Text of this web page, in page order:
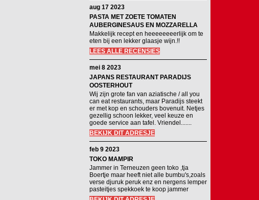
aug 17 2023
PASTA MET ZOETE TOMATEN
AUBERGINESAUS EN MOZZARELLA
Makkelijk recept en heeeeeeeerlijk om te
eten bij een lekker glaasje wijn.!!
LEES ALLE RECENSIES
mei 8 2023
JAPANS RESTAURANT PARADIJS
OOSTERHOUT
Wij zijn grote fan van aziatische / all you
can eat restaurants, maar Paradijs steekt
er met kop en schouders bovenuit. Netjes
gezellig schoon lekker, veel keuze en
goede service aan tafel. Vriendel.......
BEKIJK DIT ADRESJE
feb 9 2023
TOKO MAMPIR
Jammer in Terneuzen geen toko ,tja
Boertje maar heeft niet alle bumbu's,zoals
verse djuruk peruk enz en nergens lemper
pasteitjes spekkoek te koop jammer